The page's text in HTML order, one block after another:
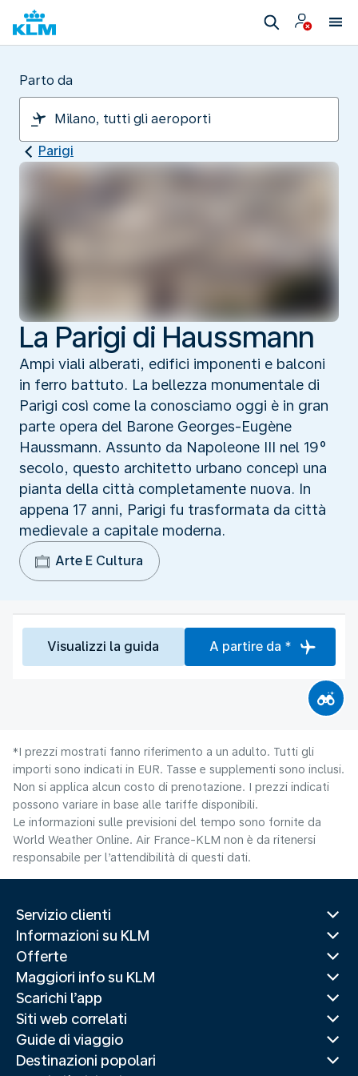
Parto da
Parigi
La Parigi di Haussmann
Ampi viali alberati, edifici imponenti e balconi
in ferro battuto. La bellezza monumentale di
Parigi così come la conosciamo oggi è in gran
parte opera del Barone Georges-Eugène
Haussmann. Assunto da Napoleone III nel 19°
secolo, questo architetto urbano concepì una
pianta della città completamente nuova. In
appena 17 anni, Parigi fu trasformata da città
medievale a capitale moderna.
Arte E Cultura
Visualizzi la guida A partire da *
*I prezzi mostrati fanno riferimento a un adulto. Tutti gli
importi sono indicati in EUR. Tasse e supplementi sono inclusi.
Non si applica alcun costo di prenotazione. I prezzi indicati
possono variare in base alle tariffe disponibili.
Le informazioni sulle previsioni del tempo sono fornite da
World Weather Online. Air France-KLM non è da ritenersi
responsabile per l’attendibilità di questi dati.
Servizio clienti
Informazioni su KLM
Offerte
Maggiori info su KLM
Scarichi l’app
Siti web correlati
Guide di viaggio
Destinazioni popolari